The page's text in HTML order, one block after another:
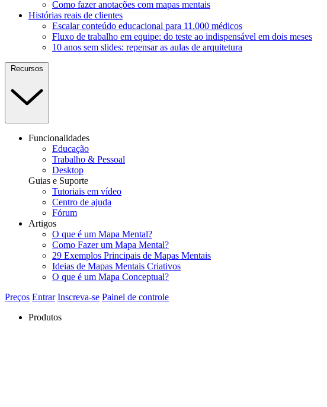
Como fazer anotações com mapas mentais
Histórias reais de clientes
Escalar conteúdo educacional para 11.000 médicos
Fluxo de trabalho em equipe: do teste ao indispensável em dois meses
10 anos sem slides: repensar as aulas de arquitetura
Recursos
Funcionalidades
Educação
Trabalho & Pessoal
Desktop
Guias e Suporte
Tutoriais em vídeo
Centro de ajuda
Fórum
Artigos
O que é um Mapa Mental?
Como Fazer um Mapa Mental?
29 Exemplos Principais de Mapas Mentais
Ideias de Mapas Mentais Criativos
O que é um Mapa Conceptual?
Preços Entrar Inscreva-se Painel de controle
Produtos